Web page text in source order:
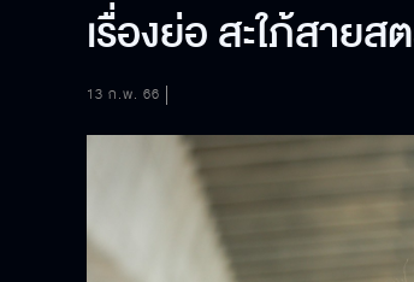
เรื่องย่อ สะใภ้สายส
13 ก.พ. 66